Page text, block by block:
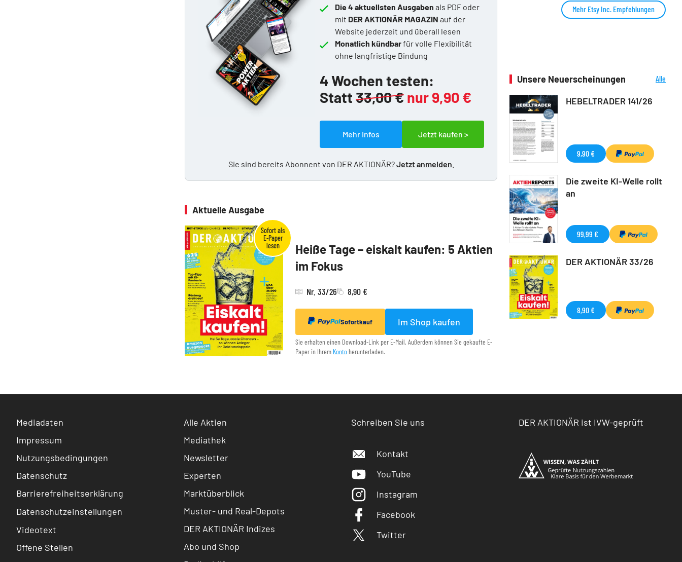
Die 4 aktuellsten Ausgaben als PDF oder
mit DER AKTIONÄR MAGAZIN auf der
Website jederzeit und überall lesen
Monatlich kündbarfür volle Flexibilität
ohne langfristige Bindung
4 Wochen testen:
Statt 33,00 € nur 9,90 €
Mehr Infos Jetzt kaufen >
Sie sind bereits Abonnent von DER AKTIONÄR?Jetzt anmelden
Aktuelle Ausgabe
Heiße Tage – eiskalt kaufen: 5 Aktien
im Fokus
Nr. 33/26 8,90 €
Sofortkauf Im Shop kaufen
Sie erhalten einen Download-Link per E-Mail. Außerdem können Sie gekaufte E-
Paper in Ihrem Konto herunterladen.
Mehr Etsy Inc. Empfehlungen
Unsere Neuerscheinungen
Alle
HEBELTRADER 141/26
9,90 €
Die zweite KI-Welle rollt
an
99,99 €
DER AKTIONÄR 33/26
8,90 €
Mediadaten
Impressum
Nutzungsbedingungen
Datenschutz
Barrierefreiheitserklärung
Datenschutzeinstellungen
Videotext
Offene Stellen
Alle Aktien
Mediathek
Newsletter
Experten
Marktüberblick
Muster- und Real-Depots
DER AKTIONÄR Indizes
Abo und Shop
Schreiben Sie uns
Kontakt
YouTube
Instagram
Facebook
Twitter
DER AKTIONÄR ist IVW-geprüft